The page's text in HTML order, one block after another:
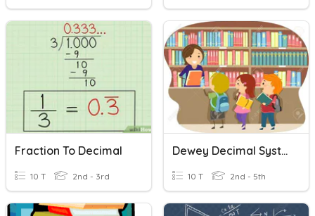
Fraction To Decimal
10 T 2nd - 3rd
Dewey Decimal System
10 T 2nd - 5th